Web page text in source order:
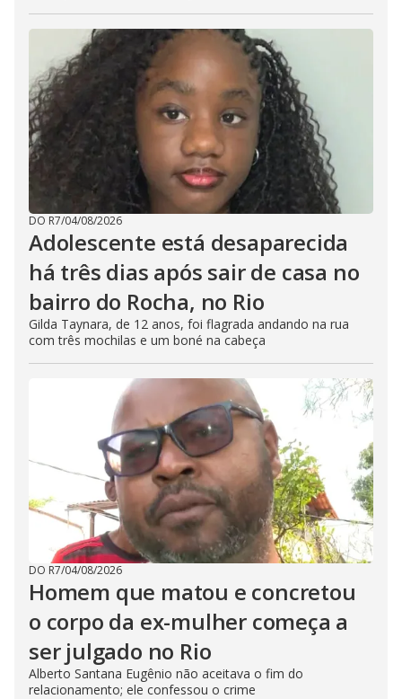
DO R7/04/08/2026
Adolescente está desaparecida
há três dias após sair de casa no
bairro do Rocha, no Rio
Gilda Taynara, de 12 anos, foi flagrada andando na rua
com três mochilas e um boné na cabeça
DO R7/04/08/2026
Homem que matou e concretou
o corpo da ex-mulher começa a
ser julgado no Rio
Alberto Santana Eugênio não aceitava o fim do
relacionamento; ele confessou o crime